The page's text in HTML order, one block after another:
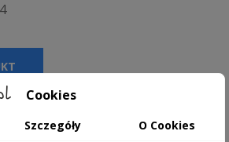
opinii
Cookies
Szczegóły O Cookies